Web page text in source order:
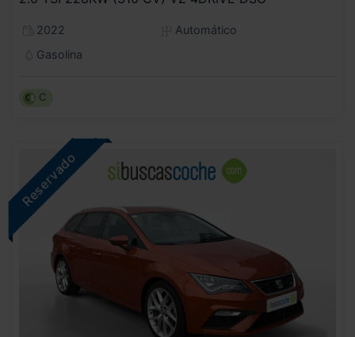
2022
Automático
Gasolina
C